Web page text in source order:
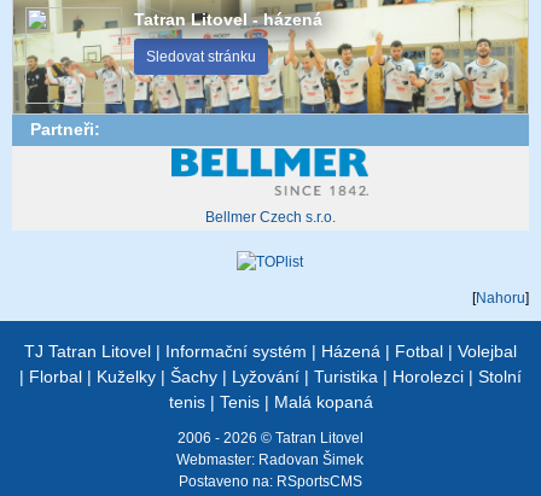
Tatran Litovel - házená
Sledovat stránku
Partneři:
Bellmer Czech s.r.o.
[Nahoru]
TJ Tatran Litovel | Informační systém | Házená | Fotbal | Volejbal
| Florbal | Kuželky | Šachy | Lyžování | Turistika | Horolezci | Stolní
tenis| Tenis| Malá kopaná
2006 - 2026 © Tatran Litovel
Webmaster: Radovan Šimek
Postaveno na: RSportsCMS